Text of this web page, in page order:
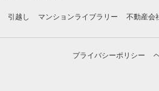
引越し マンションライブラリー 不動産会
プライバシーポリシー